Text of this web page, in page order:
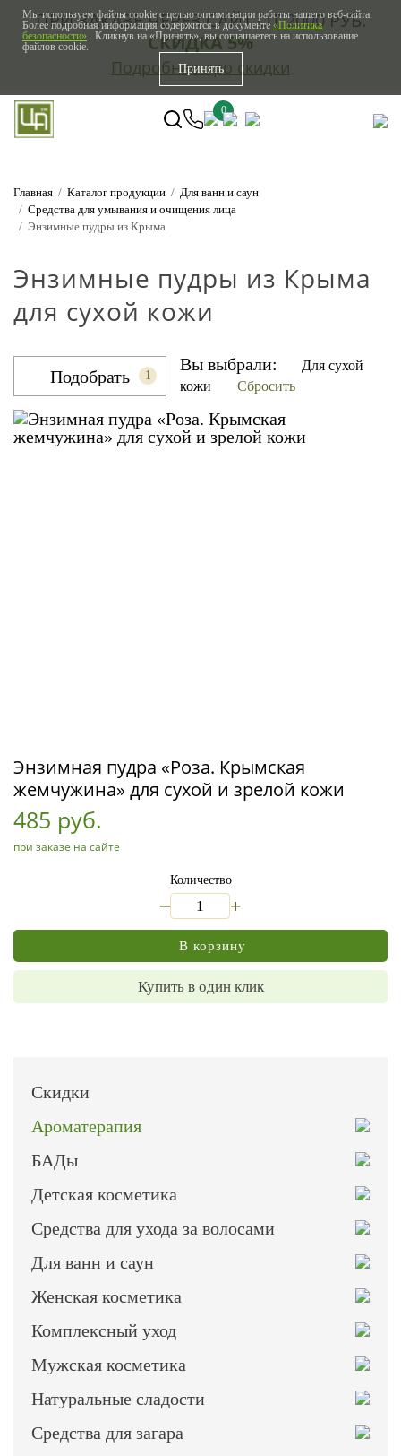
ПРИ ЗАКАЗЕ ЧЕРЕЗ САЙТ ОТ 2000 РУБ.
СКИДКА 5%
Подробнее про скидки
0
Главная Каталог продукции
Для ванн и саун
Средства для умывания и очищения лица
Энзимные пудры из Крыма
Скидки
Ароматерапия
БАДы
Детская косметика
Средства для ухода за волосами
Для ванн и саун
Женская косметика
Комплексный уход
Мужская косметика
Натуральные сладости
Средства для загара
Энзимные пудры из Крыма
для сухой кожи
Подобрать 1
Вы выбрали:
Для сухой
кожи
Сбросить
Энзимная пудра «Роза. Крымская
жемчужина» для сухой и зрелой кожи
485 руб.
при заказе на сайте
Количество
+
В корзину
Купить в один клик
Мы используем файлы cookie с целью оптимизации работы нашего веб-сайта.
Более подробная информация содержится в документе «Политика
безопасности» . Кликнув на «Принять», вы соглашаетесь на использование
файлов cookie.
Принять